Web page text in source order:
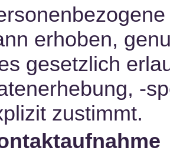
erhoben,
gesetzlich
-
zustimmt.